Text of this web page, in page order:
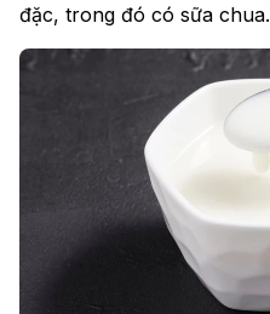
đặc, trong đó có sữa chua.